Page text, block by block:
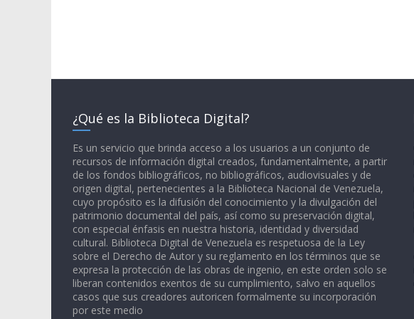
¿Qué es la Biblioteca Digital?
Es un servicio que brinda acceso a los usuarios a un conjunto de
recursos de información digital creados, fundamentalmente, a partir
de los fondos bibliográficos, no bibliográficos, audiovisuales y de
origen digital, pertenecientes a la Biblioteca Nacional de Venezuela,
cuyo propósito es la difusión del conocimiento y la divulgación del
patrimonio documental del país, así como su preservación digital,
con especial énfasis en nuestra historia, identidad y diversidad
cultural. Biblioteca Digital de Venezuela es respetuosa de la Ley
sobre el Derecho de Autor y su reglamento en los términos que se
expresa la protección de las obras de ingenio, en este orden solo se
liberan contenidos exentos de su cumplimiento, salvo en aquellos
casos que sus creadores autoricen formalmente su incorporación
por este medio